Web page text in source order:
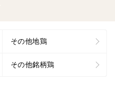
その他地鶏
その他銘柄鶏